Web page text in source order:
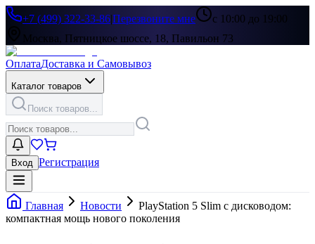
+7 (499) 322-33-86|Перезвоните мне
с 10:00 до 19:00
Москва, Пятницкое шоссе, 18, Павильон 73
ОплатаДоставка и Самовывоз
Каталог товаров
Поиск товаров...
Вход Регистрация
Главная Новости
PlayStation 5 Slim с дисководом:
компактная мощь нового поколения